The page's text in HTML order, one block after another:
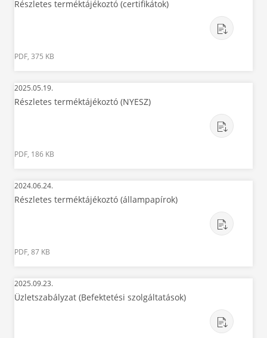
Részletes terméktájékoztó (certifikátok)
PDF, 375 KB
2025.05.19.
Részletes terméktájékoztó (NYESZ)
PDF, 186 KB
2024.06.24.
Részletes terméktájékoztó (állampapírok)
PDF, 87 KB
2025.09.23.
Üzletszabályzat (Befektetési szolgáltatások)